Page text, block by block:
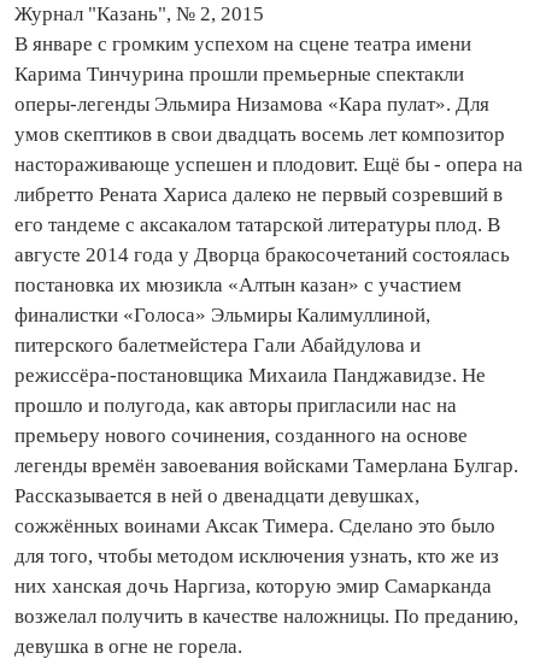
Журнал "Казань", № 2, 2015
В январе с громким успехом на сцене театра имени
Карима Тинчурина прошли премьерные спектакли
оперы‑легенды Эльмира Низамова «Кара пулат». Для
умов скептиков в свои двадцать восемь лет композитор
настораживающе успешен и плодовит. Ещё бы - опера на
либретто Рената Хариса далеко не первый созревший в
его тандеме с аксакалом татарской литературы плод. В
августе 2014 года у Дворца бракосочетаний состоялась
постановка их мюзикла «Алтын казан» с участием
финалистки «Голоса» Эльмиры Калимуллиной,
питерского балетмейстера Гали Абайдулова и
режиссёра‑постановщика Михаила Панджавидзе. Не
прошло и полугода, как авторы пригласили нас на
премьеру нового сочинения, созданного на основе
легенды времён завоевания войсками Тамерлана Булгар.
Рассказывается в ней о двенадцати девушках,
сожжённых воинами Аксак Тимера. Сделано это было
для того, чтобы методом исключения узнать, кто же из
них ханская дочь Наргиза, которую эмир Самарканда
возжелал получить в качестве наложницы. По преданию,
девушка в огне не горела.